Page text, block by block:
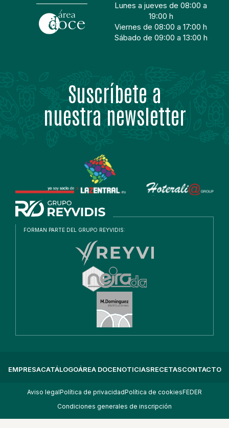
Lunes a jueves de 08:00 a
19:00 h
Viernes de 08:00 a 17:00 h
Sábado de 09:00 a 13:00 h
Suscríbete a
nuestra newsletter
FORMAN PARTE DEL GRUPO REYVIDIS:
EMPRESACATÁLOGOÁREA DOCENOTICIASRECETASCONTACTO
Aviso legalPolítica de privacidadPolítica de cookiesFEDER
Condiciones generales de inscripción